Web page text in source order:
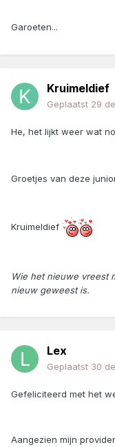
Garoeten...
Kruimeldief
Geplaatst 29
He, het lijkt weer wat
Groetjes van deze
Kruimeldief
Wie het nieuwe vreest
nieuw geweest is.
Lex
Geplaatst 30
Gefeliciteerd met het
Aangezien mijn